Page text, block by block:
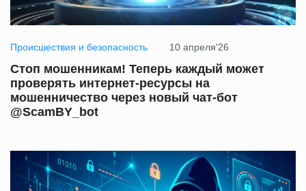
Происшествия и безопасность 10 апреля'26
Стоп мошенникам! Теперь каждый может
проверять интернет-ресурсы на
мошенничество через новый чат-бот
@ScamBY_bot